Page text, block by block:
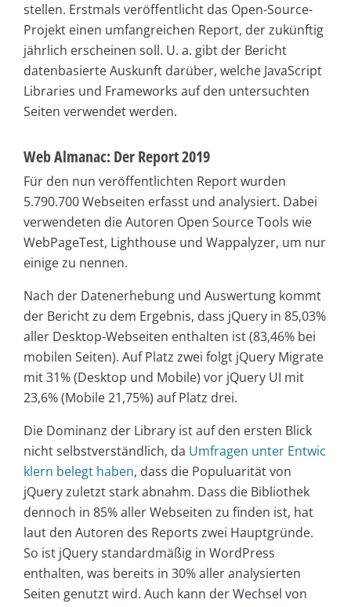
stellen. Erstmals veröffentlicht das Open-Source-
Projekt einen umfangreichen Report, der zukünftig
jährlich erscheinen soll. U. a. gibt der Bericht
datenbasierte Auskunft darüber, welche JavaScript
Libraries und Frameworks auf den untersuchten
Seiten verwendet werden.
Web Almanac: Der Report 2019
Für den nun veröffentlichten Report wurden
5.790.700 Webseiten erfasst und analysiert. Dabei
verwendeten die Autoren Open Source Tools wie
WebPageTest, Lighthouse und Wappalyzer, um nur
einige zu nennen.
Nach der Datenerhebung und Auswertung kommt
der Bericht zu dem Ergebnis, dass jQuery in 85,03%
aller Desktop-Webseiten enthalten ist (83,46% bei
mobilen Seiten). Auf Platz zwei folgt jQuery Migrate
mit 31% (Desktop und Mobile) vor jQuery UI mit
23,6% (Mobile 21,75%) auf Platz drei.
Die Dominanz der Library ist auf den ersten Blick
nicht selbstverständlich, da Umfragen unter Entwic
klern belegt haben, dass die Populuarität von
jQuery zuletzt stark abnahm. Dass die Bibliothek
dennoch in 85% aller Webseiten zu finden ist, hat
laut den Autoren des Reports zwei Hauptgründe.
So ist jQuery standardmäßig in WordPress
enthalten, was bereits in 30% aller analysierten
Seiten genutzt wird. Auch kann der Wechsel von